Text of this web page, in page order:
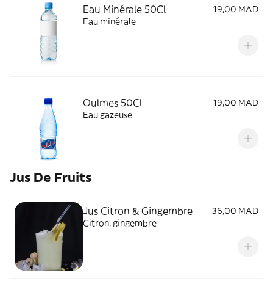
Eau Minérale 50Cl
19,00 MAD
Eau minérale
Oulmes 50Cl
19,00 MAD
Eau gazeuse
Jus De Fruits
Jus Citron & Gingembre
36,00 MAD
Citron, gingembre